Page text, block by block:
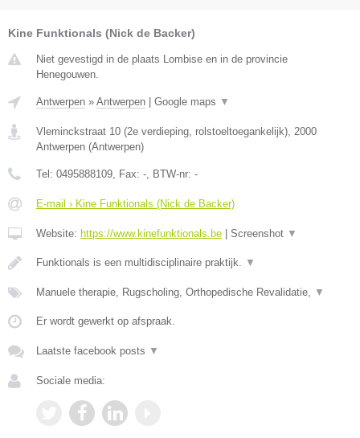
Kine Funktionals (Nick de Backer)
Niet gevestigd in de plaats Lombise en in de provincie
Henegouwen.
Antwerpen » Antwerpen Google maps ▼
Vleminckstraat 10 (2e verdieping, rolstoeltoegankelijk), 2000
Antwerpen (Antwerpen)
Tel: 0495888109, Fax: -, BTW-nr: -
E-mail › Kine Funktionals (Nick de Backer)
Website: https://www.kinefunktionals.be Screenshot ▼
Funktionals is een multidisciplinaire praktijk. ▼
Manuele therapie, Rugscholing, Orthopedische Revalidatie, ▼
Er wordt gewerkt op afspraak.
Laatste facebook posts ▼
Sociale media: